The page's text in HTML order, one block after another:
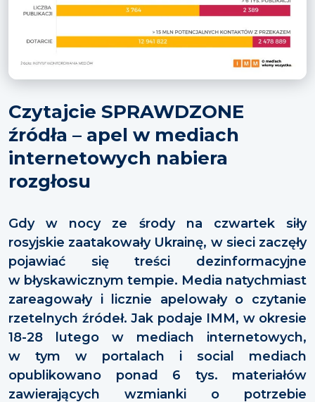
Czytajcie SPRAWDZONE
źródła – apel w mediach
internetowych nabiera
rozgłosu
Gdy w nocy ze środy na czwartek siły
rosyjskie zaatakowały Ukrainę, w sieci zaczęły
pojawiać się treści dezinformacyjne
w błyskawicznym tempie. Media natychmiast
zareagowały i licznie apelowały o czytanie
rzetelnych źródeł. Jak podaje IMM, w okresie
18-28 lutego w mediach internetowych,
w tym w portalach i social mediach
opublikowano ponad 6 tys. materiałów
zawierających wzmianki o potrzebie